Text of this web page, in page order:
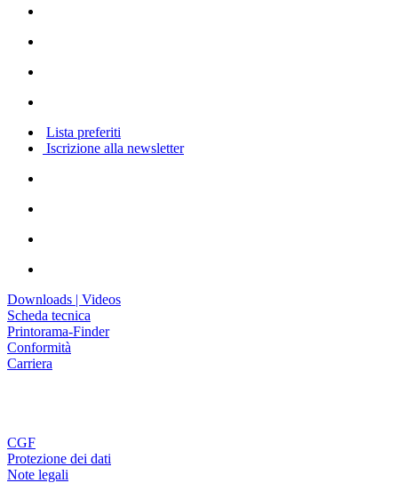
Lista preferiti
Iscrizione alla newsletter
Downloads | Videos
Scheda tecnica
Printorama-Finder
Conformità
Carriera
CGF
Protezione dei dati
Note legali